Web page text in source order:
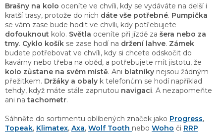
k
y
v
ý
p
i
s
u
Brašny na kolo oceníte ve chvíli, kdy se vydáváte na delší i
kratší trasy, protože do nich dáte vše potřebné. Pumpička
se vám zase bude hodit ve chvíli, kdy potřebujete
dofouknout kolo. Světla oceníte při jízdě za šera nebo za
tmy. Cyklo košík se zase hodí na držení lahve. Zámek
budete potřebovat ve chvíli, kdy si chcete odskočit do
kavárny nebo třeba na oběd, a potřebujete mít jistotu, že
kolo zůstane na svém místě. Ani blatníky nejsou žádným
přežitkem. Držáky a obaly k telefonům se hodí například
tehdy, když máte stále zapnutou navigaci. A nezapomeňte
ani natachometr.
Sáhněte do sortimentu oblíbených značek jako Progress,
Topeak, Klimatex, Axa, Wolf Tooth nebo Woho či RRP.